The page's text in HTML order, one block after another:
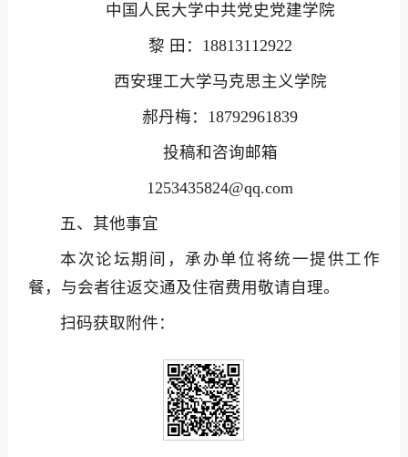
中国人民大学中共党史党建学院
黎 田：18813112922
西安理工大学马克思主义学院
郝丹梅：18792961839
投稿和咨询邮箱
1253435824@qq.com
五、其他事宜
本次论坛期间，承办单位将统一提供工作
餐，与会者往返交通及住宿费用敬请自理。
扫码获取附件：